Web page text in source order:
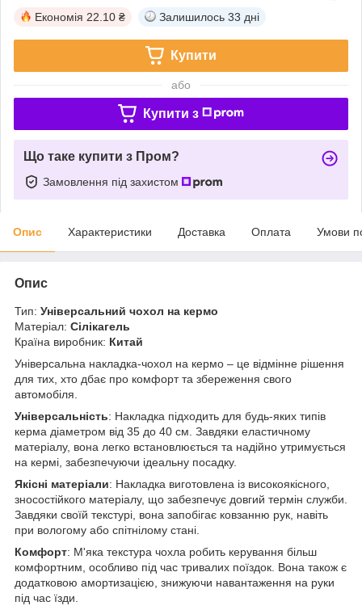
Економія 22.10 ₴ Залишилось 33 дні
Купити
або
Купити з
Що таке купити з Пром?
Замовлення під захистом
Опис Характеристики Доставка Оплата Умови
Опис
Тип: Універсальний чохол на кермо
Матеріал: Сілікагель
Країна виробник: Китай
Універсальна накладка-чохол на кермо – це відмінне рішення
для тих, хто дбає про комфорт та збереження свого
автомобіля.
Універсальність: Накладка підходить для будь-яких типів
керма діаметром від 35 до 40 см. Завдяки еластичному
матеріалу, вона легко встановлюється та надійно утримується
на кермі, забезпечуючи ідеальну посадку.
Якісні матеріали: Накладка виготовлена із високоякісного,
зносостійкого матеріалу, що забезпечує довгий термін служби.
Завдяки своїй текстурі, вона запобігає ковзанню рук, навіть
при вологому або спітнілому стані.
Комфорт: М'яка текстура чохла робить керування більш
комфортним, особливо під час тривалих поїздок. Вона також є
додатковою амортизацією, знижуючи навантаження на руки
під час їзди.